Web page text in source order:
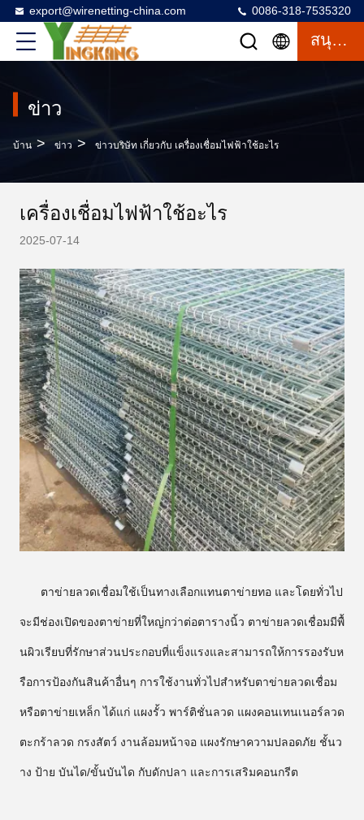
export@wirenetting-china.com 0086-318-7535320
สนุกสนาน
ข่าว
บ้าน > ข่าว > ข่าวบริษัท เกี่ยวกับ เครื่องเชื่อมไฟฟ้าใช้อะไร
เครื่องเชื่อมไฟฟ้าใช้อะไร
2025-07-14
ตาข่ายลวดเชื่อมใช้เป็นทางเลือกแทนตาข่ายทอ และโดยทั่วไป
จะมีช่องเปิดของตาข่ายที่ใหญ่กว่าต่อตารางนิ้ว ตาข่ายลวดเชื่อมมีพื้
นผิวเรียบที่รักษาส่วนประกอบที่แข็งแรงและสามารถให้การรองรับห
รือการป้องกันสินค้าอื่นๆ การใช้งานทั่วไปสำหรับตาข่ายลวดเชื่อม
หรือตาข่ายเหล็ก ได้แก่ แผงรั้ว พาร์ติชั่นลวด แผงคอนเทนเนอร์ลวด
ตะกร้าลวด กรงสัตว์ งานล้อมหน้าจอ แผงรักษาความปลอดภัย ชั้นว
าง ป้าย บันได/ขั้นบันได กับดักปลา และการเสริมคอนกรีต